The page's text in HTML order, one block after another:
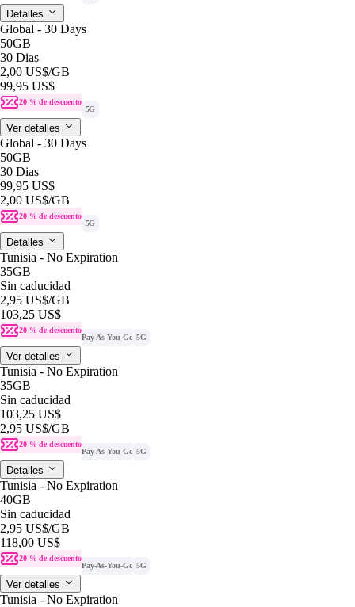
Detalles
Global - 30 Days
50GB
30 Dias
2,00 US$/GB
99,95 US$
20 % de descuento
5G
Ver detalles
Global - 30 Days
50GB
30 Dias
99,95 US$
2,00 US$/GB
20 % de descuento
5G
Detalles
Tunisia - No Expiration
35GB
Sin caducidad
2,95 US$/GB
103,25 US$
20 % de descuento
Pay-As-You-Go 5G
Ver detalles
Tunisia - No Expiration
35GB
Sin caducidad
103,25 US$
2,95 US$/GB
20 % de descuento
Pay-As-You-Go 5G
Detalles
Tunisia - No Expiration
40GB
Sin caducidad
2,95 US$/GB
118,00 US$
20 % de descuento
Pay-As-You-Go 5G
Ver detalles
Tunisia - No Expiration